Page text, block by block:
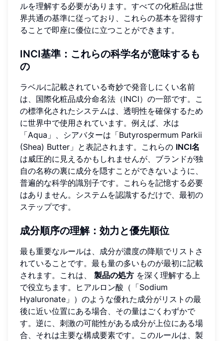
ルを理解する必要があります。すべての化粧品は世
界共通の基準に従っており、これらの基本を習得す
ることで即座に優位に立つことができます。
INCI基準：これらの科学名が意味するも
の
ラベルに記載されている奇妙で発音しにくい名前
は、国際化粧品成分命名法（INCI）の一部です。こ
の標準化されたシステムは、透明性を確保するため
に世界中で使用されています。例えば、水は
「Aqua」、シアバターは「Butyrospermum Parkii
(Shea) Butter」と表記されます。これらの INCI名
は威圧的に見えるかもしれませんが、ブランドが独
自の名称の裏に成分を隠すことができないように、
普遍的な科学的識別子です。これらを記憶する必要
はありません。システムを認識するだけで、最初の
ステップです。
成分順序の理解：効力と優先順位
最も重要なルールは、成分が濃度の降順でリストさ
れていることです。最も量の多いものが最初に記載
されます。これは、 製品の処方 を深く理解する上
で役立ちます。ヒアルロン酸（「Sodium
Hyaluronate」）のような優れた成分がリストの最
後に近い位置にある場合、その量はごくわずかで
す。逆に、刺激の可能性がある成分が上位にある場
合、それは主要な構成要素です。このルールは、製